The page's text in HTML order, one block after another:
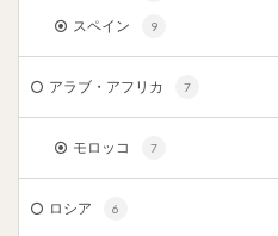
スペイン 9
アラブ・アフリカ 7
モロッコ 7
ロシア 6